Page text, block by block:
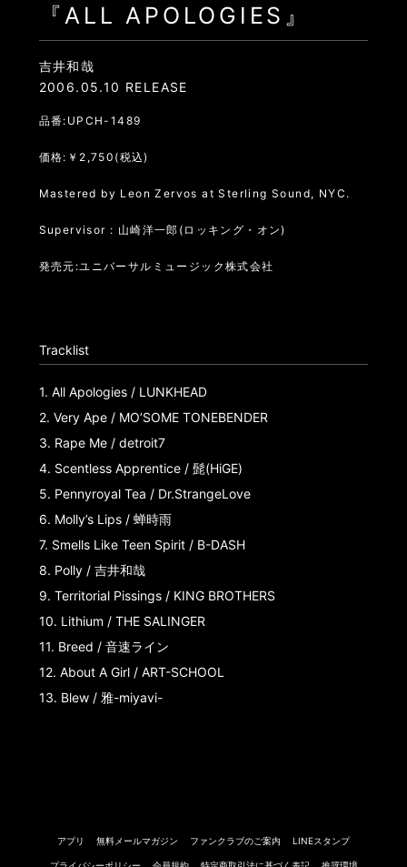
『ALL APOLOGIES』
吉井和哉
2006.05.10 RELEASE
品番:UPCH-1489
価格:￥2,750(税込)
Mastered by Leon Zervos at Sterling Sound, NYC.
Supervisor : 山崎洋一郎(ロッキング・オン)
発売元:ユニバーサルミュージック株式会社
Tracklist
1. All Apologies / LUNKHEAD
2. Very Ape / MO’SOME TONEBENDER
3. Rape Me / detroit7
4. Scentless Apprentice / 髭(HiGE)
5. Pennyroyal Tea / Dr.StrangeLove
6. Molly’s Lips / 蝉時雨
7. Smells Like Teen Spirit / B-DASH
8. Polly / 吉井和哉
9. Territorial Pissings / KING BROTHERS
10. Lithium / THE SALINGER
11. Breed / 音速ライン
12. About A Girl / ART-SCHOOL
13. Blew / 雅-miyavi-
アプリ 無料メールマガジン ファンクラブのご案内 LINEスタンプ